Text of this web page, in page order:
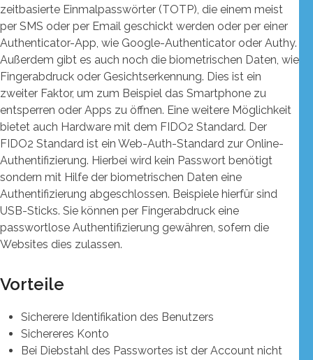
zeitbasierte Einmalpasswörter (TOTP), die einem meist
per SMS oder per Email geschickt werden oder per einer
Authenticator-App, wie Google-Authenticator oder Authy.
Außerdem gibt es auch noch die biometrischen Daten, wie
Fingerabdruck oder Gesichtserkennung. Dies ist ein
zweiter Faktor, um zum Beispiel das Smartphone zu
entsperren oder Apps zu öffnen. Eine weitere Möglichkeit
bietet auch Hardware mit dem FIDO2 Standard. Der
FIDO2 Standard ist ein Web-Auth-Standard zur Online-
Authentifizierung. Hierbei wird kein Passwort benötigt
sondern mit Hilfe der biometrischen Daten eine
Authentifizierung abgeschlossen. Beispiele hierfür sind
USB-Sticks. Sie können per Fingerabdruck eine
passwortlose Authentifizierung gewähren, sofern die
Websites dies zulassen.
Vorteile
Sicherere Identifikation des Benutzers
Sichereres Konto
Bei Diebstahl des Passwortes ist der Account nicht